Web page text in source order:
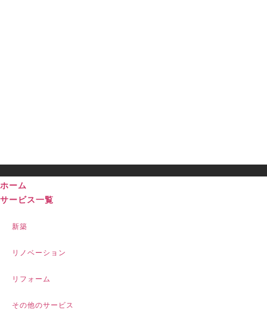
ホーム
サービス一覧
新築
リノベーション
リフォーム
その他のサービス